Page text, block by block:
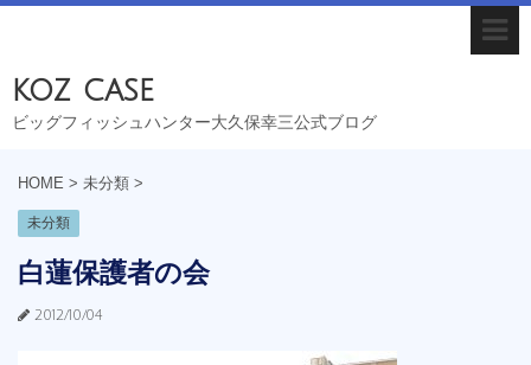
koz case
ビッグフィッシュハンター大久保幸三公式ブログ
HOME > 未分類 >
未分類
白蓮保護者の会
2012/10/04